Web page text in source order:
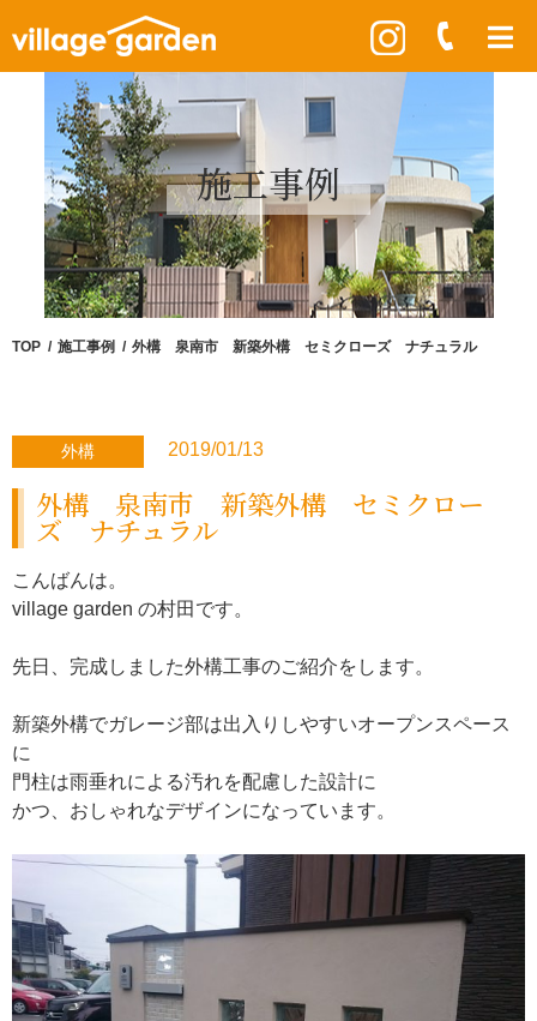
施工事例
TOP 施工事例 外構 泉南市 新築外構 セミクローズ ナチュラル
外構 2019/01/13
外構 泉南市 新築外構 セミクロー
ズ ナチュラル
こんばんは。
village garden の村田です。
先日、完成しました外構工事のご紹介をします。
新築外構でガレージ部は出入りしやすいオープンスペース
に
門柱は雨垂れによる汚れを配慮した設計に
かつ、おしゃれなデザインになっています。